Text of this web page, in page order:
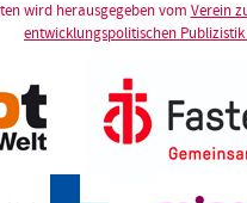
wird herausgegeben vom Verein
entwicklungspolitischen Publizistik